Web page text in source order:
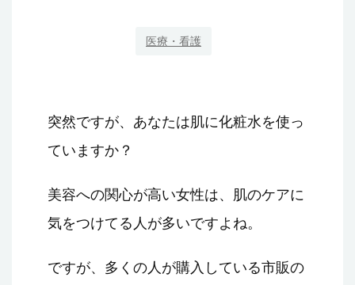
医療・看護
突然ですが、あなたは肌に化粧水を使っ
ていますか？
美容への関心が高い女性は、肌のケアに
気をつけてる人が多いですよね。
ですが、多くの人が購入している市販の